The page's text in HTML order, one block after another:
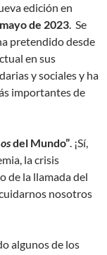
edición en
de 2023. Se
pretendido desde
en sus
y sociales y ha
importantes de
del Mundo”. ¡Sí,
la crisis
de la llamada del
nosotros
algunos de los